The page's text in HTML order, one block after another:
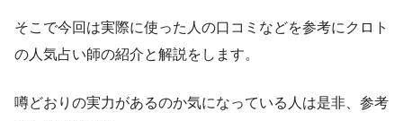
そこで今回は実際に使った人の口コミなどを参考にクロト
の人気占い師の紹介と解説をします。
噂どおりの実力があるのか気になっている人は是非、参考